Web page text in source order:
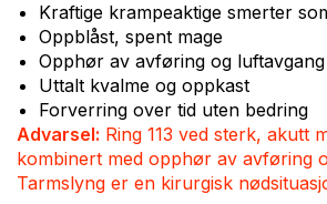
Kraftige krampeaktige smerter
Oppblåst, spent mage
Opphør av avføring og luftavgang
Uttalt kvalme og oppkast
Forverring over tid uten bedring
Advarsel: Ring 113 ved sterk, akutt
kombinert med opphør av avføring
Tarmslyng er en kirurgisk